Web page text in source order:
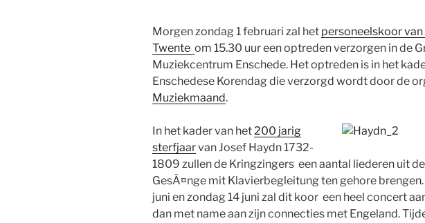
Morgen zondag 1 februari zal het personeelskoor
Twente om 15.30 uur een optreden verzorgen in de
Muziekcentrum Enschede. Het optreden is in het
Enschedese Korendag die verzorgd wordt door de
Muziekmaand.
In het kader van het200 jarig
sterfjaarvan Josef Haydn 1732-
1809 zullen de Kringzingers een aantal liederen uit
GesÃ¤nge mit Klavierbegleitung ten gehore
juni en zondag 14 juni zal dit koor een heel concert
dan met name aan zijn connecties met Engeland.